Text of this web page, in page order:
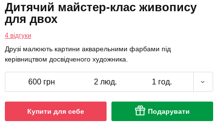
Дитячий майстер-клас живопису
для двох
4 відгуки
Друзі малюють картини акварельними фарбами під
керівництвом досвідченого художника.
600 грн 2 люд. 1 год.
Купити для себе Подарувати